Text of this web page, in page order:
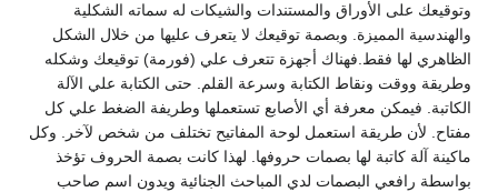
وتوقيعك على الأوراق والمستندات والشيكات له سماته الشكلية
والهندسية المميزة. وبصمة توقيعك لا يتعرف عليها من خلال الشكل
الظاهري لها فقط.فهناك أجهزة تتعرف علي (فورمة) توقيعك وشكله
وطريقة ووقت ونقاط الكتابة وسرعة القلم. حتى الكتابة علي الآلة
الكاتبة. فيمكن معرفة أي الأصابع تستعملها وطريفة الضغط علي كل
مفتاح. لأن طريقة استعمل لوحة المفاتيح تختلف من شخص لآخر. وكل
ماكينة آلة كاتبة لها بصمات حروفها. لهذا كانت بصمة الحروف تؤخذ
بواسطة رافعي البصمات لدي المباحث الجنائية ويدون اسم صاحب